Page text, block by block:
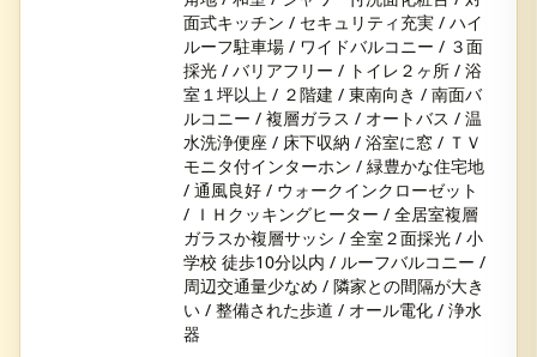
面式キッチン / セキュリティ充実 / ハイ
ルーフ駐車場 / ワイドバルコニー / ３面
採光 / バリアフリー / トイレ２ヶ所 / 浴
室１坪以上 / ２階建 / 東南向き / 南面バ
ルコニー / 複層ガラス / オートバス / 温
水洗浄便座 / 床下収納 / 浴室に窓 / ＴＶ
モニタ付インターホン / 緑豊かな住宅地
/ 通風良好 / ウォークインクローゼット
/ ＩＨクッキングヒーター / 全居室複層
ガラスか複層サッシ / 全室２面採光 / 小
学校 徒歩10分以内 / ルーフバルコニー /
周辺交通量少なめ / 隣家との間隔が大き
い / 整備された歩道 / オール電化 / 浄水
器